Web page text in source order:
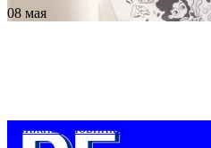
08 мая
Книжные новинки